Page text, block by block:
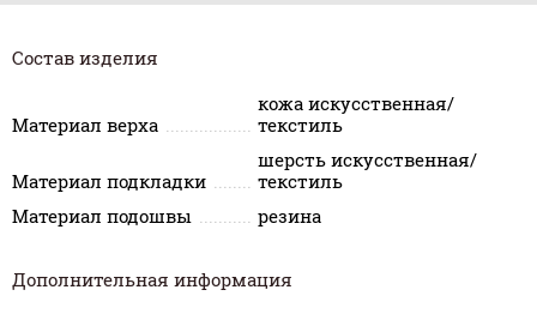
Состав изделия
Материал верха
кожа искусственная/
текстиль
Материал подкладки
шерсть искусственная/
текстиль
Материал подошвы
резина
Дополнительная информация